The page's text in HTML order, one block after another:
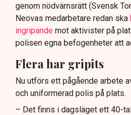
genom nödvärnsrätt (Svensk
Neovas medarbetare redan ska
ingripande mot aktivister på
polisen egna befogenheter att
Flera har gripits
Nu utförs ett pågående arbete
och uniformerad polis på plats.
– Det finns i dagsläget ett 40-